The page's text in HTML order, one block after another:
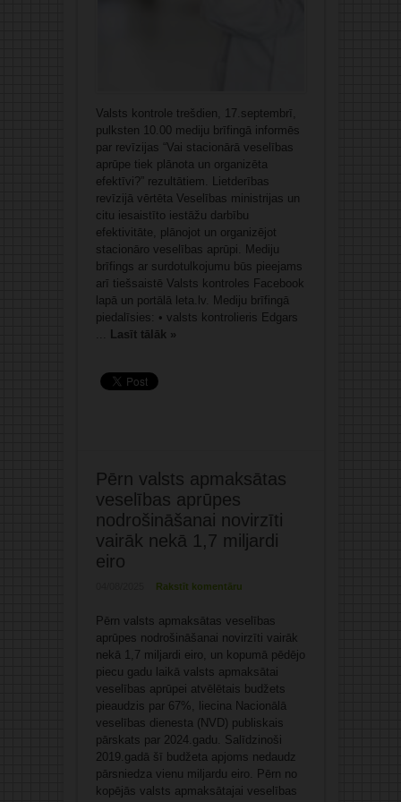
Valsts kontrole trešdien, 17.septembrī,
pulksten 10.00 mediju brīfingā informēs
par revīzijas “Vai stacionārā veselības
aprūpe tiek plānota un organizēta
efektīvi?” rezultātiem. Lietderības
revīzijā vērtēta Veselības ministrijas un
citu iesaistīto iestāžu darbību
efektivitāte, plānojot un organizējot
stacionāro veselības aprūpi. Mediju
brīfings ar surdotulkojumu būs pieejams
arī tiešsaistē Valsts kontroles Facebook
lapā un portālā leta.lv. Mediju brīfingā
piedalīsies: • valsts kontrolieris Edgars
... Lasīt tālāk »
Pērn valsts apmaksātas
veselības aprūpes
nodrošināšanai novirzīti
vairāk nekā 1,7 miljardi
eiro
Rakstīt komentāru
Pērn valsts apmaksātas veselības
aprūpes nodrošināšanai novirzīti vairāk
nekā 1,7 miljardi eiro, un kopumā pēdējo
piecu gadu laikā valsts apmaksātai
veselības aprūpei atvēlētais budžets
pieaudzis par 67%, liecina Nacionālā
veselības dienesta (NVD) publiskais
pārskats par 2024.gadu. Salīdzinoši
2019.gadā šī budžeta apjoms nedaudz
pārsniedza vienu miljardu eiro. Pērn no
kopējās valsts apmaksātajai veselības